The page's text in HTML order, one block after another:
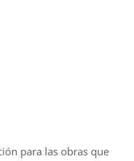
para las obras que